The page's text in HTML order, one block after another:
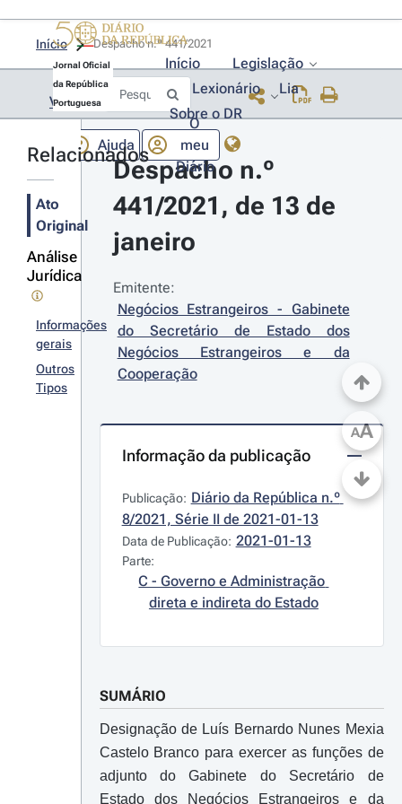
Jornal Oficial
da República
Portuguesa
Início
Legislação
Lexionário
Lia
Sobre o DR
Ajuda
O
meu
Diário
Início
Voltar
Relacionados
Ato
Original
Análise
Jurídica
Informações
gerais
Outros
Tipos
Despacho n.º
441/2021, de 13 de
janeiro
Emitente:
Negócios Estrangeiros - Gabinete
do Secretário de Estado dos
Negócios Estrangeiros e da
Cooperação
Informação da publicação
Publicação: Diário da República n.º
8/2021, Série II de 2021-01-13
Data de Publicação: 2021-01-13
Parte:
C - Governo e Administração
direta e indireta do Estado
SUMÁRIO
Designação de Luís Bernardo Nunes Mexia
Castelo Branco para exercer as funções de
adjunto do Gabinete do Secretário de
Estado dos Negócios Estrangeiros e da
AA